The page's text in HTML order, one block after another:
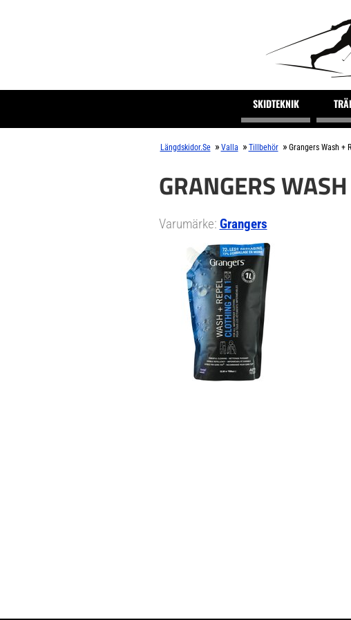
SKIDTEKNIK
Längdskidor.se » Valla » Tillbehör » Grangers Wash +
GRANGERS
Varumärke: Grangers